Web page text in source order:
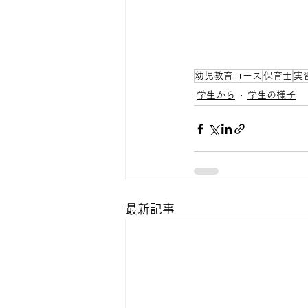
幼児教育コース 保育士 実
学生から
学生の様子
最新記事